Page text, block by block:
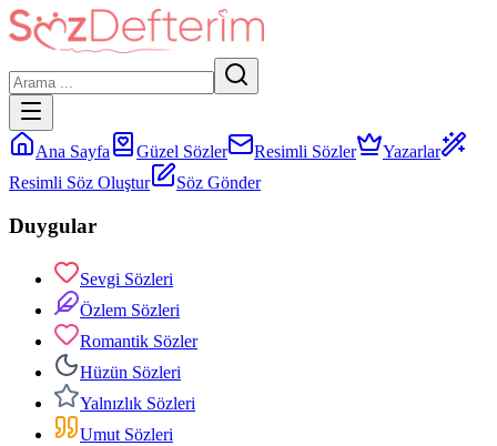
Ana Sayfa Güzel Sözler Resimli Sözler
Yazarlar
Resimli Söz Oluştur
Söz Gönder
Duygular
Sevgi Sözleri
Özlem Sözleri
Romantik Sözler
Hüzün Sözleri
Yalnızlık Sözleri
Umut Sözleri